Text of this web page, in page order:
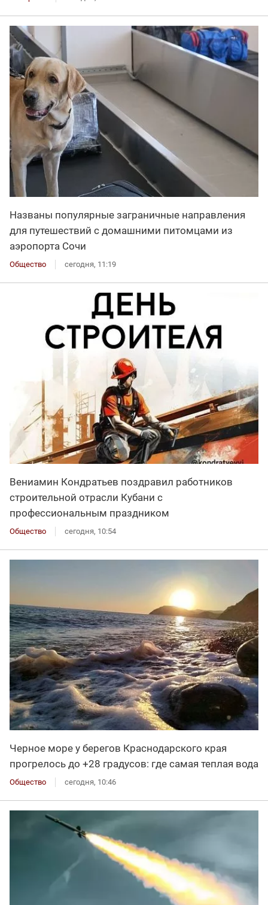
Названы популярные заграничные направления
для путешествий с домашними питомцами из
аэропорта Сочи
Общество сегодня, 11:19
Вениамин Кондратьев поздравил работников
строительной отрасли Кубани с
профессиональным праздником
Общество сегодня, 10:54
Черное море у берегов Краснодарского края
прогрелось до +28 градусов: где самая теплая вода
Общество сегодня, 10:46